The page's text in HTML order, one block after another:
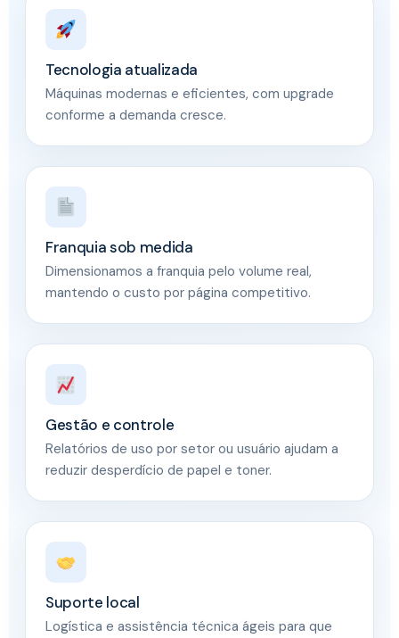
Tecnologia atualizada
Máquinas modernas e eficientes, com upgrade
conforme a demanda cresce.
Franquia sob medida
Dimensionamos a franquia pelo volume real,
mantendo o custo por página competitivo.
Gestão e controle
Relatórios de uso por setor ou usuário ajudam a
reduzir desperdício de papel e toner.
Suporte local
Logística e assistência técnica ágeis para que